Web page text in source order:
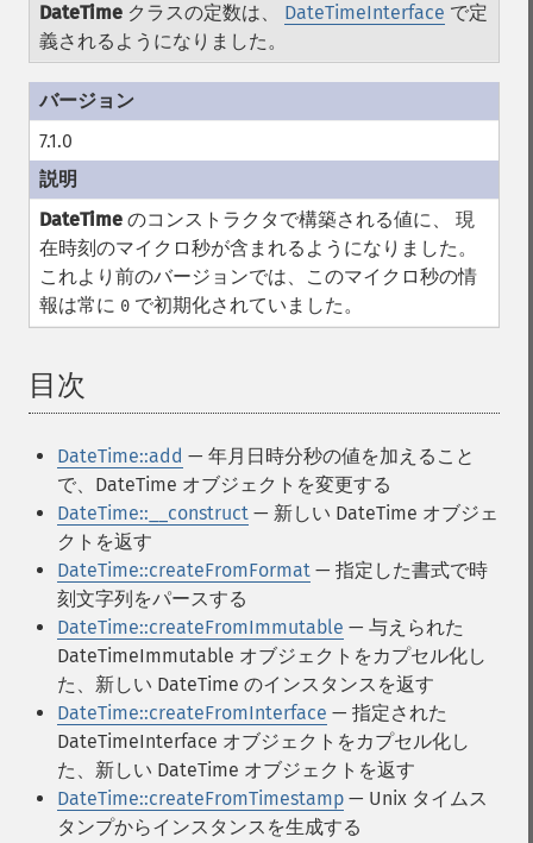
DateTime クラスの定数は、 DateTimeInterface で定
義されるようになりました。
7.1.0
DateTime のコンストラクタで構築される値に、 現
在時刻のマイクロ秒が含まれるようになりました。
これより前のバージョンでは、このマイクロ秒の情
報は常に 0 で初期化されていました。
目次
DateTime::add — 年月日時分秒の値を加えること
で、DateTime オブジェクトを変更する
DateTime::__construct — 新しい DateTime オブジェ
クトを返す
DateTime::createFromFormat — 指定した書式で時
刻文字列をパースする
DateTime::createFromImmutable — 与えられた
DateTimeImmutable オブジェクトをカプセル化し
た、新しい DateTime のインスタンスを返す
DateTime::createFromInterface — 指定された
DateTimeInterface オブジェクトをカプセル化し
た、新しい DateTime オブジェクトを返す
DateTime::createFromTimestamp — Unix タイムス
タンプからインスタンスを生成する